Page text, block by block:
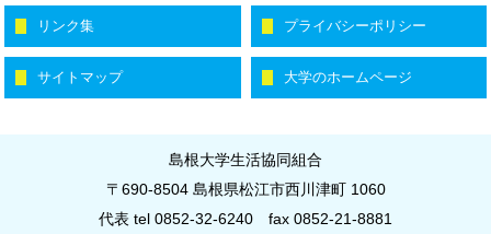
リンク集 プライバシーポリシー
サイトマップ 大学のホームページ
島根大学生活協同組合
〒690-8504 島根県松江市西川津町 1060
代表 tel 0852-32-6240
fax 0852-21-8881